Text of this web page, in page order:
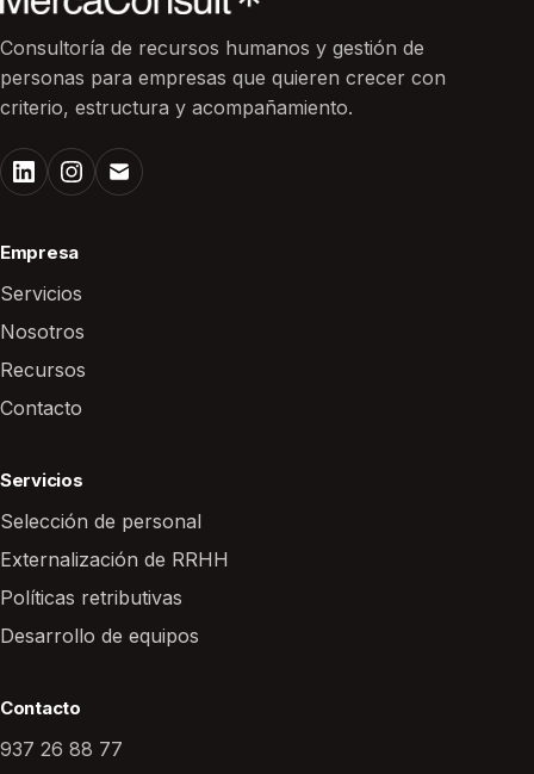
Consultoría de recursos humanos y gestión de
personas para empresas que quieren crecer con
criterio, estructura y acompañamiento.
Empresa
Servicios
Nosotros
Recursos
Contacto
Servicios
Selección de personal
Externalización de RRHH
Políticas retributivas
Desarrollo de equipos
Contacto
937 26 88 77